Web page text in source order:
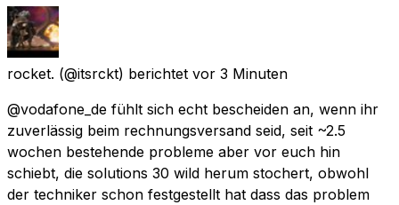
rocket. (@itsrckt) berichtet vor 3 Minuten
@vodafone_de fühlt sich echt bescheiden an, wenn ihr
zuverlässig beim rechnungsversand seid, seit ~2.5
wochen bestehende probleme aber vor euch hin
schiebt, die solutions 30 wild herum stochert, obwohl
der techniker schon festgestellt hat dass das problem